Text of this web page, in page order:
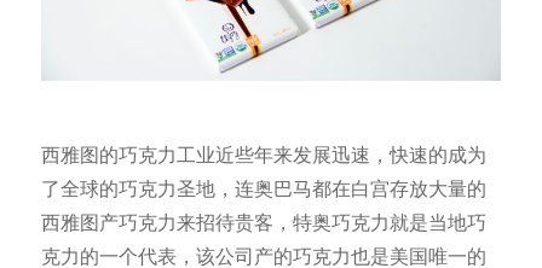
西雅图的巧克力工业近些年来发展迅速，快速的成为
了全球的巧克力圣地，连奥巴马都在白宫存放大量的
西雅图产巧克力来招待贵客，特奥巧克力就是当地巧
克力的一个代表，该公司产的巧克力也是美国唯一的